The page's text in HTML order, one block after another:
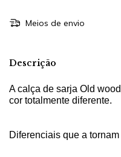
Meios de envio
Descrição
A calça de sarja Old
cor totalmente diferente.
Diferenciais que a